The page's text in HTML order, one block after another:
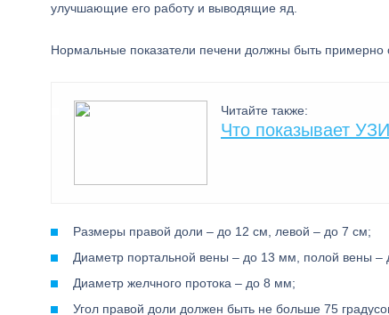
улучшающие его работу и выводящие яд.
Нормальные показатели печени должны быть
Читайте также:
Что показывает
Размеры правой доли – до 12 см, левой – до 7 см;
Диаметр портальной вены – до 13 мм, полой вены –
Диаметр желчного протока – до 8 мм;
Угол правой доли должен быть не больше 75